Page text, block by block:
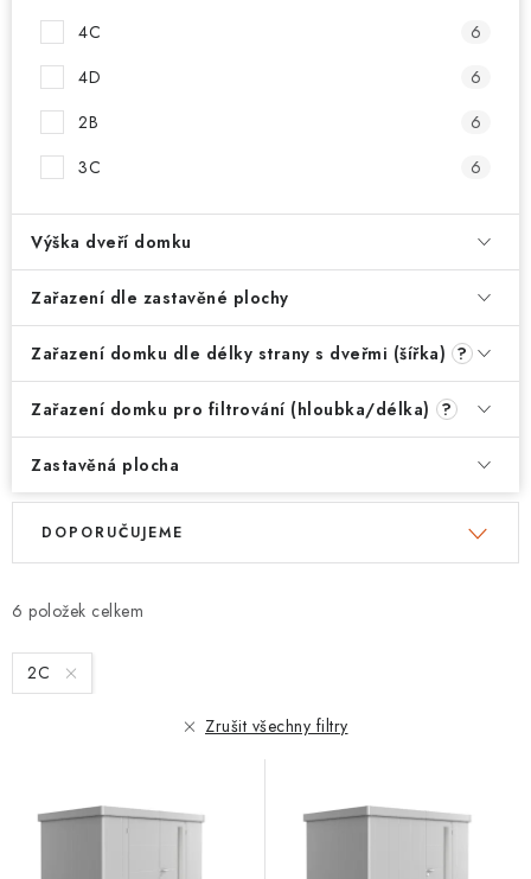
4C
6
4D
6
2B
6
3C
6
Výška dveří domku
Zařazení dle zastavěné plochy
Zařazení domku dle délky strany s dveřmi (šířka) ?
Zařazení domku pro filtrování (hloubka/délka) ?
Zastavěná plocha
V
i
s
p
6
Ř
e
n
í
DOPORUČUJEME
2C
Zrušit všechny filtry